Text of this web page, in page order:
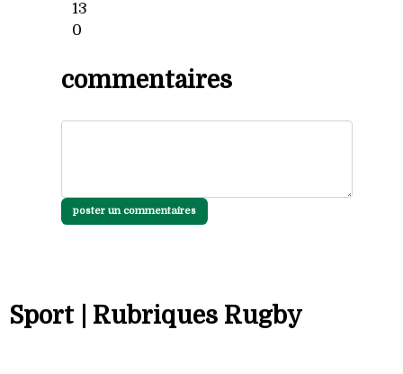
13
0
commentaires
poster un commentaires
Sport | Rubriques Rugby